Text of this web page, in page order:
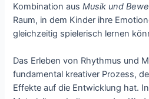
Kombination ausMusik und
Raum, in dem Kinder ihre
gleichzeitig spielerisch lernen
Das Erleben von Rhythmus und
fundamental kreativer Prozess,
Effekte auf die Entwicklung hat.